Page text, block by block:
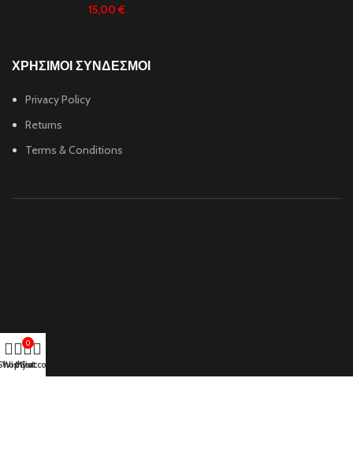
15,00 €
ΧΡΗΣΙΜΟΙ ΣΥΝΔΕΣΜΟΙ
Privacy Policy
Returns
Terms & Conditions
Wishlist
0
Cart
My account